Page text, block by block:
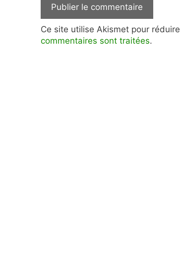
Ce site utilise Akismet pour
commentaires sont traitées.